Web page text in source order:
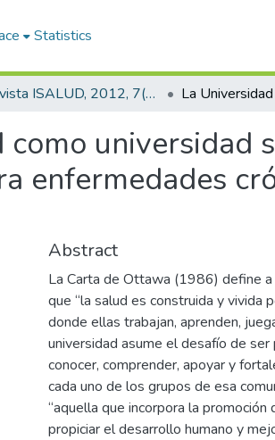
Statistics
Revista ISALUD, 2012, 7(32)
universidad
enfermedades
Abstract
La Carta de Ottawa (1986) define
que “la salud es construida y vivida
donde ellas trabajan, aprenden,
universidad asume el desafío de
conocer, comprender, apoyar y
cada uno de los grupos de esa
“aquella que incorpora la
propiciar el desarrollo humano y